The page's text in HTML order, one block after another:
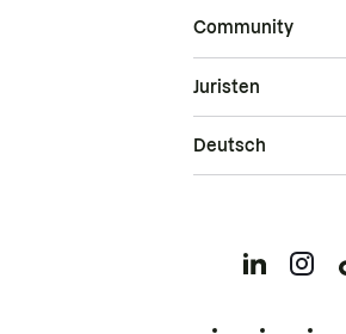
Community
Juristen
Deutsch